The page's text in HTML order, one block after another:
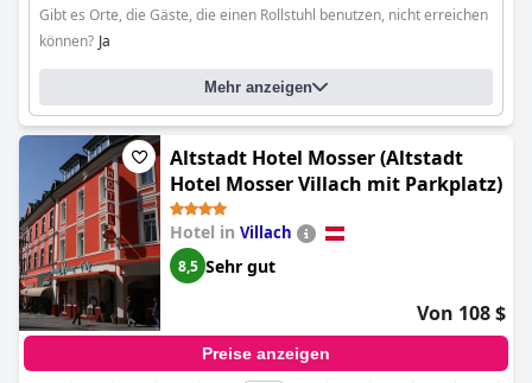
Gibt es Orte, die Gäste, die einen Rollstuhl benutzen, nicht erreichen
können? Ja
Bitte spezifizieren Sie: Sauna
Mehr anzeigen
Altstadt Hotel Mosser (Altstadt
Hotel Mosser Villach mit Parkplatz)
Hotel in Villach
8,5 Sehr gut
Von 108 $
Preise anzeigen